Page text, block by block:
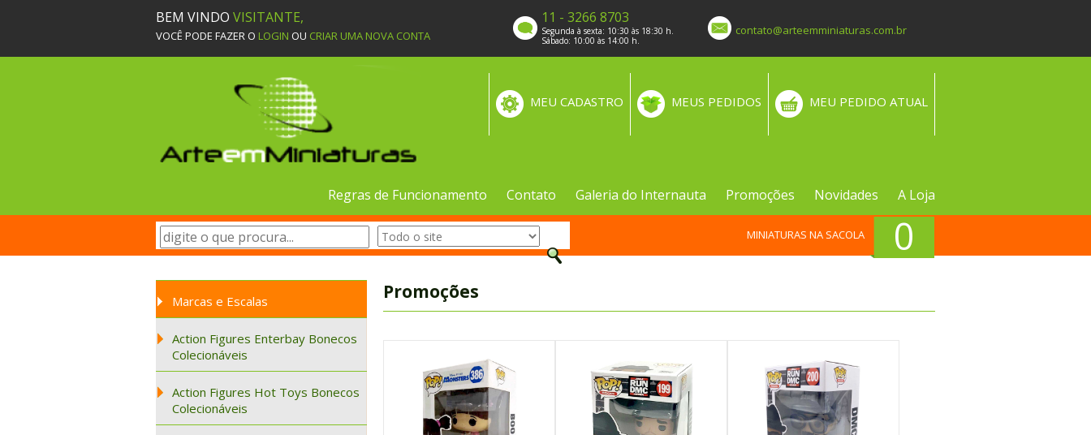
BEM VINDO VISITANTE,
VOCÊ PODE FAZER O LOGIN OU CRIAR UMA NOVA CONTA
11 - 3266 8703
Segunda à sexta: 10:30 às 18:30 h.
Sábado: 10:00 às 14:00 h.
contato@arteemminiaturas.com.br
MEU PEDIDO ATUAL
MEUS PEDIDOS
MEU CADASTRO
Regras de Funcionamento Contato Galeria do Internauta Promoções Novidades A Loja
0
MINIATURAS NA SACOLA
Marcas e Escalas
Action Figures Enterbay Bonecos
Colecionáveis
Action Figures Hot Toys Bonecos
Colecionáveis
Promoções